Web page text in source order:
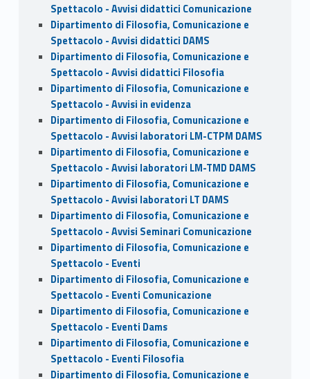
Spettacolo - Avvisi didattici Comunicazione
Dipartimento di Filosofia, Comunicazione e
Spettacolo - Avvisi didattici DAMS
Dipartimento di Filosofia, Comunicazione e
Spettacolo - Avvisi didattici Filosofia
Dipartimento di Filosofia, Comunicazione e
Spettacolo - Avvisi in evidenza
Dipartimento di Filosofia, Comunicazione e
Spettacolo - Avvisi laboratori LM-CTPM DAMS
Dipartimento di Filosofia, Comunicazione e
Spettacolo - Avvisi laboratori LM-TMD DAMS
Dipartimento di Filosofia, Comunicazione e
Spettacolo - Avvisi laboratori LT DAMS
Dipartimento di Filosofia, Comunicazione e
Spettacolo - Avvisi Seminari Comunicazione
Dipartimento di Filosofia, Comunicazione e
Spettacolo - Eventi
Dipartimento di Filosofia, Comunicazione e
Spettacolo - Eventi Comunicazione
Dipartimento di Filosofia, Comunicazione e
Spettacolo - Eventi Dams
Dipartimento di Filosofia, Comunicazione e
Spettacolo - Eventi Filosofia
Dipartimento di Filosofia, Comunicazione e